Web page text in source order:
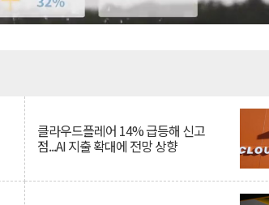
클라우드플레어 14% 급등해 신고
점...AI 지출 확대에 전망 상향